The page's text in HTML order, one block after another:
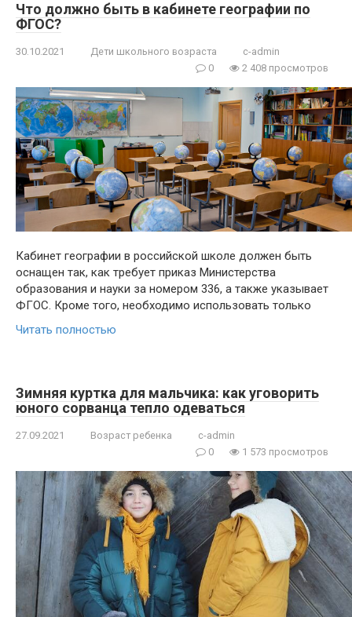
Что должно быть в кабинете географии по
ФГОС?
30.10.2021 Дети школьного возраста
c-admin
0
2 408 просмотров
Кабинет географии в российской школе должен быть
оснащен так, как требует приказ Министерства
образования и науки за номером 336, а также указывает
ФГОС. Кроме того, необходимо использовать только
Читать полностью
Зимняя куртка для мальчика: как уговорить
юного сорванца тепло одеваться
27.09.2021 Возраст ребенка
c-admin
0
1 573 просмотров